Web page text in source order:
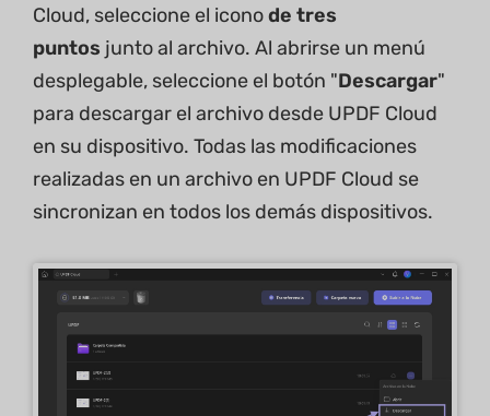
Cloud, seleccione el iconode tres
puntos junto al archivo. Al abrirse un menú
desplegable, seleccione el botón "Descargar"
para descargar el archivo desde UPDF Cloud
en su dispositivo. Todas las modificaciones
realizadas en un archivo en UPDF Cloud se
sincronizan en todos los demás dispositivos.